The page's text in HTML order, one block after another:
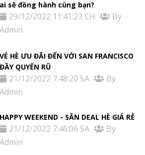
ai sẽ đồng hành cùng bạn?
29/12/2022 11:41:23 CH
By
Admin
VÉ HÈ ƯU ĐÃI ĐẾN VỚI SAN FRANCISCO
ĐẦY QUYẾN RŨ
21/12/2022 7:48:20 SA
By
Admin
HAPPY WEEKEND - SĂN DEAL HÈ GIÁ RẺ
21/12/2022 7:46:06 SA
By
Admin